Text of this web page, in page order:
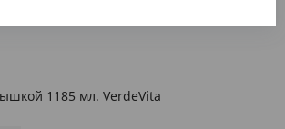
1185 мл. VerdeVita